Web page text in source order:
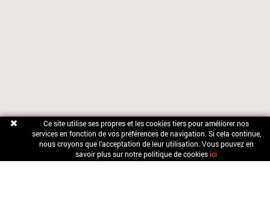
Ce site utiliseses propreset les cookies tierspour améliorer nos
services en fonction de vos préférences de navigation. Si cela continue,
nous croyons que l'acceptation de leur utilisation. Vous pouvez en
savoir plus surnotre politiquede cookies ici